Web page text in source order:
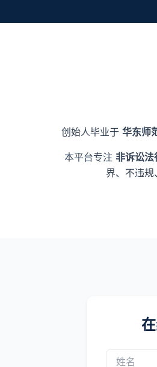
创始人毕业于 华东师
本平台专注 非诉讼
界、不违规